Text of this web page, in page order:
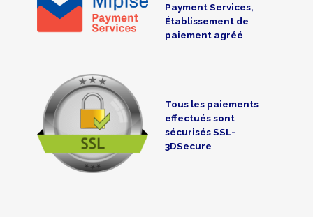
Payment Services,
Établissement de
paiement agréé
Tous les paiements
effectués sont
sécurisés SSL-
3DSecure